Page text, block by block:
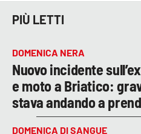
PIÙ LETTI
DOMENICA NERA
Nuovo incidente
e moto a Briatico:
stava andando a
DOMENICA DI SANGUE